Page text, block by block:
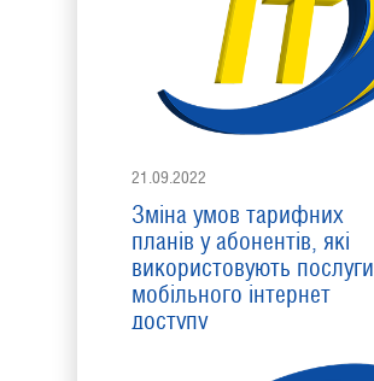
21.09.2022
Зміна умов тарифних
планів у абонентів, які
використовують послуги
мобільного інтернет
доступу